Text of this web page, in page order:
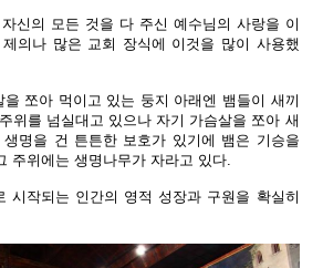
신의 모든 것을 다 주신 예수님의 사랑을 이
의나 많은 교회 장식에 이것을 많이 사용했
쪼아 먹이고 있는 둥지 아래엔 뱀들이 새끼
위를 넘실대고 있으나 자기 가슴살을 쪼아 새
명을 건 튼튼한 보호가 있기에 뱀은 기승을
주위에는 생명나무가 자라고 있다.
시작되는 인간의 영적 성장과 구원을 확실히